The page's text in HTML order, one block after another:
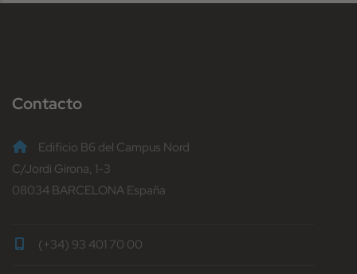
Contacto
Edificio B6 del Campus Nord
C/Jordi Girona, 1-3
08034 BARCELONA España
(+34) 93 401 70 00